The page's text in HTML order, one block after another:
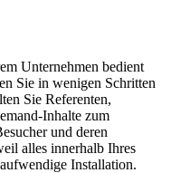
Unternehmen bedient
Sie in wenigen Schritten
Sie Referenten,
Inhalte zum
und deren
alles innerhalb Ihres
Installation.